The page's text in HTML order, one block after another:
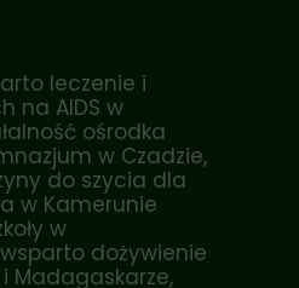
leczenie i
na AIDS w
ośrodka
w Czadzie,
do szycia dla
w Kamerunie
w
dożywienie
Madagaskarze,